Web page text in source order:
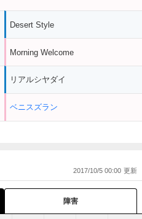
Desert Style
Morning Welcome
リアルシヤダイ
ベニスズラン
2017/10/5 00:00
障害